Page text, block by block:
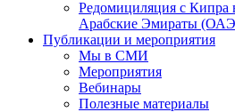
Редомициляция с Кипра
Арабские Эмираты
Публикации и мероприятия
Мы в СМИ
Мероприятия
Вебинары
Полезные материалы